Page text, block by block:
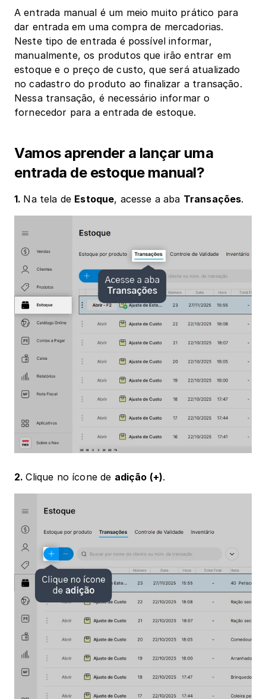
A entrada manual é um meio muito prático para
dar entrada em uma compra de mercadorias.
Neste tipo de entrada é possível informar,
manualmente, os produtos que irão entrar em
estoque e o preço de custo, que será atualizado
no cadastro do produto ao finalizar a transação.
Nessa transação, é necessário informar o
fornecedor para a entrada de estoque.
Vamos aprender a lançar uma
entrada de estoque manual?
1. Na tela de Estoque, acesse a aba Transações.
2. Clique no ícone de adição (+).